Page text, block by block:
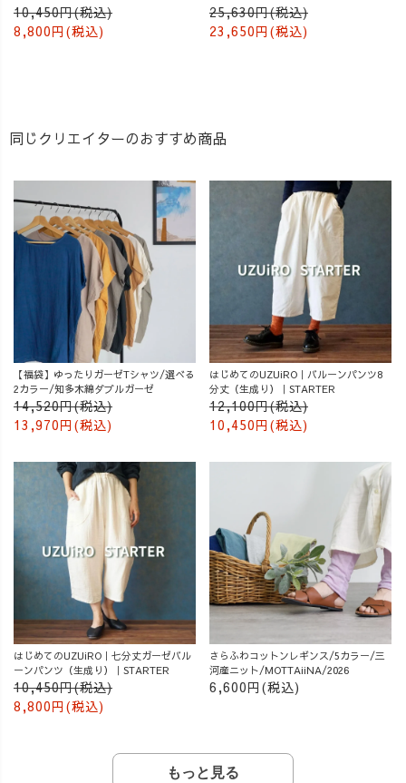
10,450円(税込)
8,800円(税込)
25,630円(税込)
23,650円(税込)
同じクリエイターのおすすめ商品
【福袋】ゆったりガーゼTシャツ/選べる
2カラー/知多木綿ダブルガーゼ
14,520円(税込)
13,970円(税込)
はじめてのUZUiRO｜バルーンパンツ8
分丈（生成り）｜STARTER
12,100円(税込)
10,450円(税込)
はじめてのUZUiRO｜七分丈ガーゼバル
ーンパンツ（生成り）｜STARTER
10,450円(税込)
8,800円(税込)
さらふわコットンレギンス/5カラー/三
河産ニット/MOTTAiiNA/2026
6,600円(税込)
もっと見る